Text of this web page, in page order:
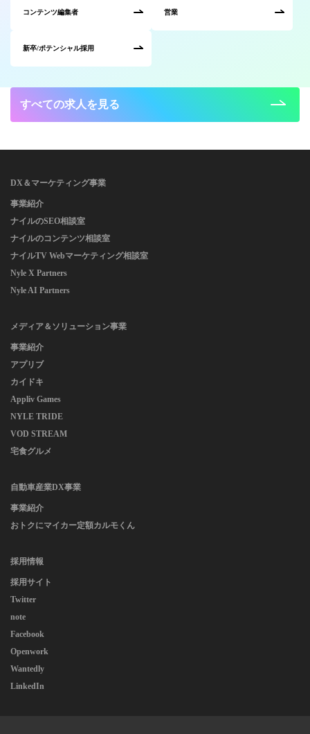
コンテンツ編集者 営業
新卒/ポテンシャル採用
すべての求人を見る
DX＆マーケティング事業
事業紹介
ナイルのSEO相談室
ナイルのコンテンツ相談室
ナイルTV Webマーケティング相談室
Nyle X Partners
Nyle AI Partners
メディア＆ソリューション事業
事業紹介
アプリブ
カイドキ
Appliv Games
NYLE TRIDE
VOD STREAM
宅食グルメ
自動車産業DX事業
事業紹介
おトクにマイカー定額カルモくん
採用情報
採用サイト
Twitter
note
Facebook
Openwork
Wantedly
LinkedIn